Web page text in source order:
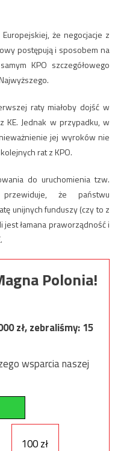
że negocjacje z
postępują i sposobem na
KPO szczegółowego
raty miałoby dojść w
KE. Jednak w przypadku, w
jej wyroków nie
rat z KPO.
do uruchomienia tzw.
że państwu
unijnych funduszy (czy to z
jest łamana praworządność i
Polonia!
zł, zebraliśmy:15
wsparcia naszej
100 zł